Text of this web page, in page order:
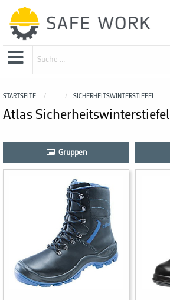
STARTSEITE ... SICHERHEITSWINTERSTIEFEL
Atlas Sicherheitswinterstiefel
Gruppen